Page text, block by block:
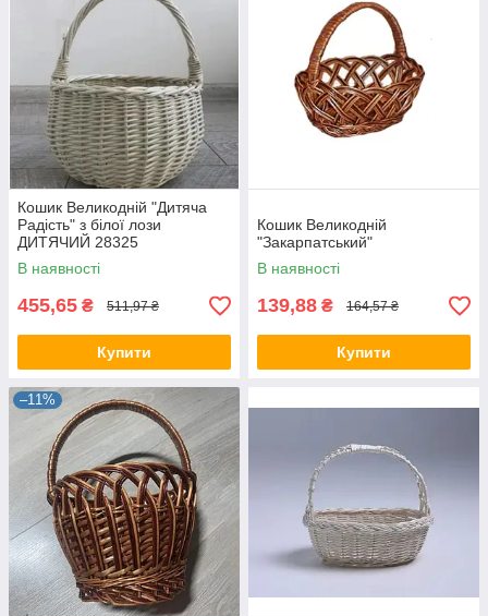
Кошик Великодній "Дитяча
Радість" з білої лози
ДИТЯЧИЙ 28325
В наявності
455,65 ₴ 511,97 ₴
Купити
Кошик Великодній
"Закарпатський"
В наявності
139,88 ₴ 164,57 ₴
Купити
–11%